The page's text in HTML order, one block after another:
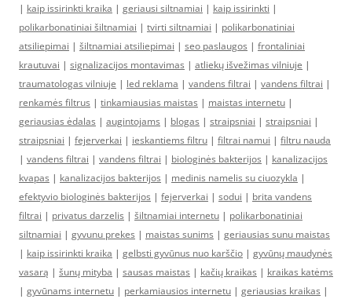
| kaip issirinkti kraika | geriausi siltnamiai | kaip issirinkti |
polikarbonatiniai šiltnamiai | tvirti siltnamiai | polikarbonatiniai
atsiliepimai | šiltnamiai atsiliepimai | seo paslaugos | frontaliniai
krautuvai | signalizacijos montavimas | atliekų išvežimas vilniuje |
traumatologas vilniuje | led reklama | vandens filtrai | vandens filtrai |
renkamės filtrus | tinkamiausias maistas | maistas internetu |
geriausias ėdalas | augintojams | blogas | straipsniai | straipsniai |
straipsniai | fejerverkai | ieskantiems filtru | filtrai namui | filtru nauda
| vandens filtrai | vandens filtrai | biologinės bakterijos | kanalizacijos
kvapas | kanalizacijos bakterijos | medinis namelis su ciuozykla |
efektyvio biologinės bakterijos | fejerverkai | sodui | brita vandens
filtrai | privatus darzelis | šiltnamiai internetu | polikarbonatiniai
siltnamiai | gyvunu prekes | maistas sunims | geriausias sunu maistas
| kaip issirinkti kraika | gelbsti gyvūnus nuo karščio | gyvūnų maudynės
vasarą | šunų mityba | sausas maistas | kačių kraikas | kraikas katėms
| gyvūnams internetu | perkamiausios internetu | geriausias kraikas |